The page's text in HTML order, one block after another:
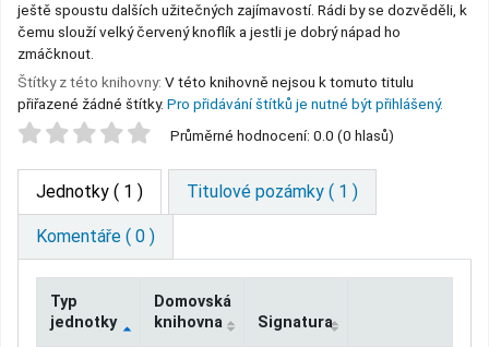
ještě spoustu dalších užitečných zajímavostí. Rádi by se dozvěděli, k
čemu slouží velký červený knoflík a jestli je dobrý nápad ho
zmáčknout.
Štítky z této knihovny: V této knihovně nejsou k tomuto titulu
přiřazené žádné štítky. Pro přidávání štítků je nutné být přihlášený.
Star ratings Průměrné hodnocení: 0.0 (0 hlasů)
Jednotky ( 1 ) Titulové pozámky ( 1 )
Komentáře ( 0 )
Typ
jednotky
Domovská
knihovna
Signatura